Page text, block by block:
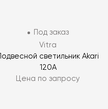
Под заказ
Vitra
Подвесной светильник Akari
120A
Цена по запросу